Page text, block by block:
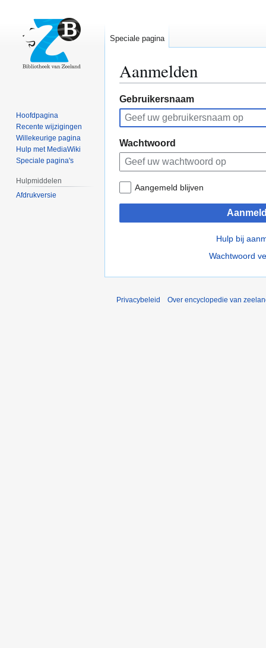
Aanmelden
Naar
navigatie
springen
Naar
zoeken
springen
Gebruikersnaam
Wachtwoord
Aangemeld blijven
Hulp bij
Wachtwoord
Speciale pagina
Hoofdpagina
Recente wijzigingen
Willekeurige pagina
Hulp met MediaWiki
Speciale pagina's
Hulpmiddelen
Afdrukversie
Privacybeleid Over encyclopedie van